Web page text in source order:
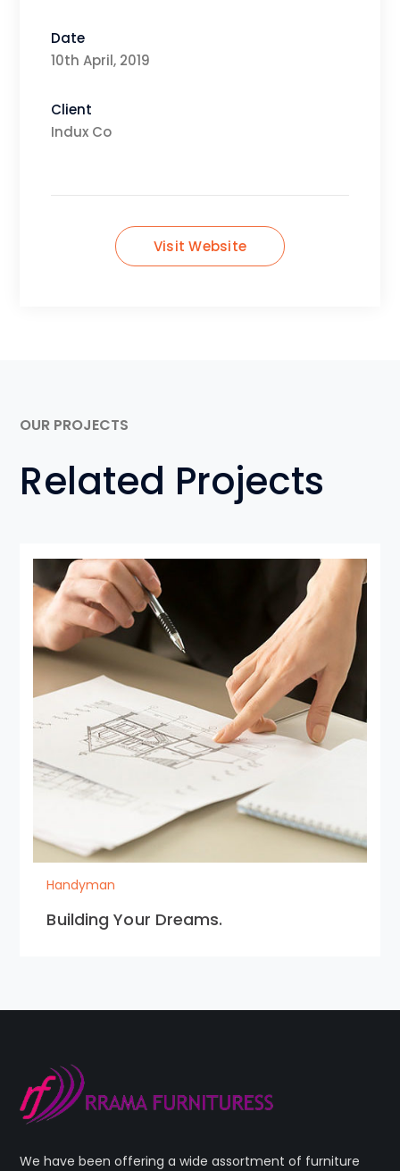
Date
10th April, 2019
Client
Indux Co
Visit Website
OUR PROJECTS
Related Projects
Handyman
Building Your Dreams.
We have been offering a wide assortment of furniture